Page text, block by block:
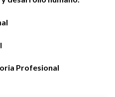
Profesional